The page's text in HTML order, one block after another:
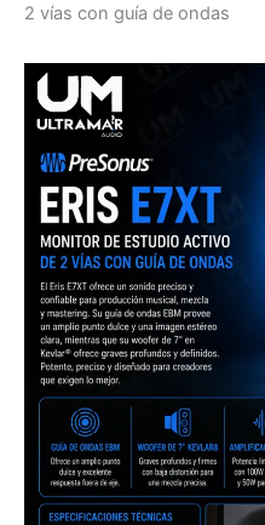
2 vías con guía de ondas
ERIS
E7XT
Monitor
de
estudio
activos
(UN)
de
vías
con
ondas
cantidad